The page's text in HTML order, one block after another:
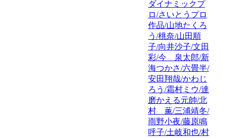
ダイナミックプ
ロ/さいとうプロ
作品/山地たくろ
う/桃奈/山田順
子/向井沙子/文田
彩/今 泉太郎/新
海つかさ/六畳半/
安田翔哉/かわじ
ろう/霜村ミウ/達
磨かえる元帥/北
村 薫/三浦靖冬/
雨野小夜/藤原鳴
呼子/土岐和也/村